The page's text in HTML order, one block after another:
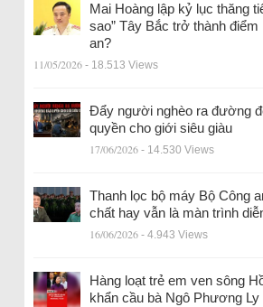
Mai Hoàng lập kỷ lục thăng
sao” Tây Bắc trở thành
an?
11/05/2026 - 18.513 Views
Đẩy người nghèo ra đường
quyền cho giới siêu giàu
17/06/2026 - 14.530 Views
Thanh lọc bộ máy Bộ Công
chất hay vẫn là màn trình
16/06/2026 - 4.943 Views
Hàng loạt trẻ em ven sông
khẩn cầu bà Ngô Phương